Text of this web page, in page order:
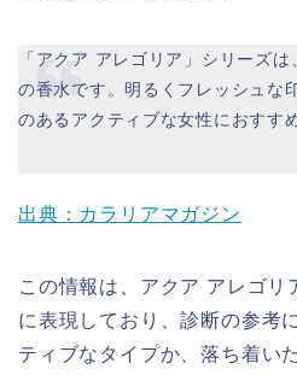
「アクア アレゴリア」シリーズ
の香水です。明るくフレッシュな
のあるアクティブな女性におすす
出典：カラリアマガジン
この情報は、アクア アレゴリ
に表現しており、診断の参考
ティブなタイプか、落ち着い